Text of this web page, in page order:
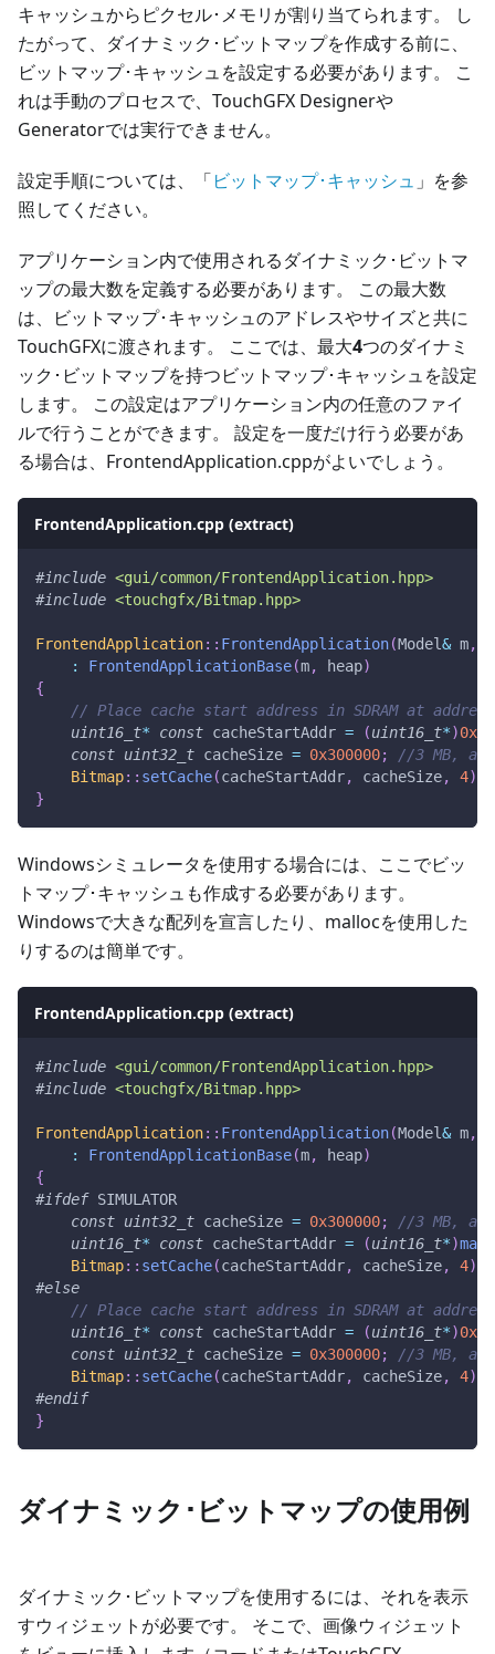
キャッシュからピクセル･メモリが割り当てられます。 し
たがって、ダイナミック･ビットマップを作成する前に、
ビットマップ･キャッシュを設定する必要があります。 こ
れは手動のプロセスで、TouchGFX Designerや
Generatorでは実行できません。
設定手順については、「ビットマップ･キャッシュ 」を参
照してください。
アプリケーション内で使用されるダイナミック･ビットマ
ップの最大数を定義する必要があります。 この最大数
は、ビットマップ･キャッシュのアドレスやサイズと共に
TouchGFXに渡されます。 ここでは、最大4つのダイナミ
ック･ビットマップを持つビットマップ･キャッシュを設定
します。 この設定はアプリケーション内の任意のファイ
ルで行うことができます。 設定を一度だけ行う必要があ
る場合は、FrontendApplication.cppがよいでしょう。
FrontendApplication.cpp (extract)
#include <gui/common/FrontendApplication.hpp>
#include <touchgfx/Bitmap.hpp>
FrontendApplication:: FrontendApplication(Model& m,
:
FrontendApplicationBase(m, heap)
{
// Place cache start address in SDRAM at address
uint16_t* const cacheStartAddr = (uint16_t*)
const uint32_t cacheSize = 0x300000;
//3 MB, as
Bitmap:: setCache(cacheStartAddr, cacheSize, 4)
}
Windowsシミュレータを使用する場合には、ここでビッ
トマップ･キャッシュも作成する必要があります。
Windowsで大きな配列を宣言したり、mallocを使用した
りするのは簡単です。
FrontendApplication.cpp (extract)
#include <gui/common/FrontendApplication.hpp>
#include <touchgfx/Bitmap.hpp>
FrontendApplication:: FrontendApplication(Model& m,
:
FrontendApplicationBase(m, heap)
{
#ifdef SIMULATOR
const uint32_t cacheSize = 0x300000;
//3 MB, as
uint16_t* const cacheStartAddr = (uint16_t*)
Bitmap:: setCache(cacheStartAddr, cacheSize, 4)
#else
// Place cache start address in SDRAM at address
uint16_t* const cacheStartAddr = (uint16_t*)
const uint32_t cacheSize = 0x300000;
//3 MB, as
Bitmap:: setCache(cacheStartAddr, cacheSize, 4)
#endif
}
ダイナミック･ビットマップの使用例
ダイナミック･ビットマップを使用するには、それを表示
すウィジェットが必要です。 そこで、画像ウィジェット